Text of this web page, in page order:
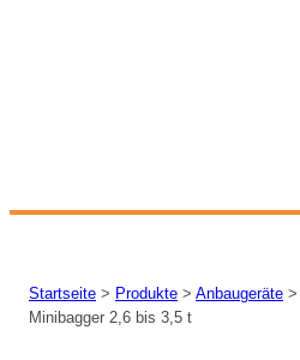
Startseite > Produkte > Anbaugeräte >
Minibagger 2,6 bis 3,5 t